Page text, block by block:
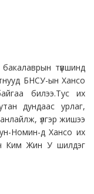
түвшинд
БНСУ-ын Хансо
билээ.Тус их
дундаас урлаг,
үлгэр жишээ
Номин-д Хансо их
Ким Жин У шилдэг